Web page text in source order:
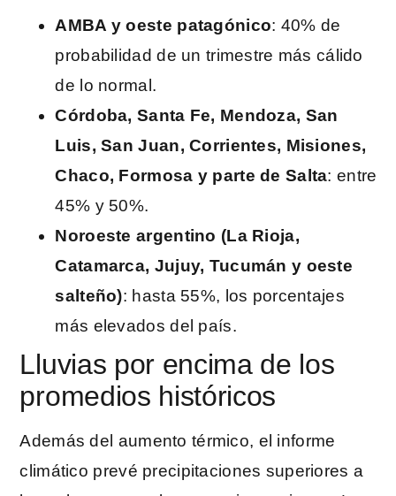
AMBA y oeste patagónico: 40% de
probabilidad de un trimestre más cálido
de lo normal.
Córdoba, Santa Fe, Mendoza, San
Luis, San Juan, Corrientes, Misiones,
Chaco, Formosa y parte de Salta: entre
45% y 50%.
Noroeste argentino (La Rioja,
Catamarca, Jujuy, Tucumán y oeste
salteño): hasta 55%, los porcentajes
más elevados del país.
Lluvias por encima de los
promedios históricos
Además del aumento térmico, el informe
climático prevé precipitaciones superiores a